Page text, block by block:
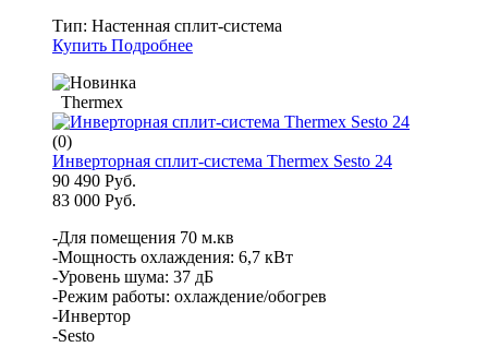
Тип: Настенная сплит-система
Купить Подробнее
Thermex
(0)
Инверторная сплит-система Thermex Sesto 24
90 490 Руб.
83 000 Руб.
-Для помещения 70 м.кв
-Мощность охлаждения: 6,7 кВт
-Уровень шума: 37 дБ
-Режим работы: охлаждение/обогрев
-Инвертор
-Sesto